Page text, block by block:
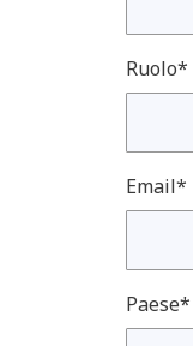
Ruolo*
Email*
Paese*